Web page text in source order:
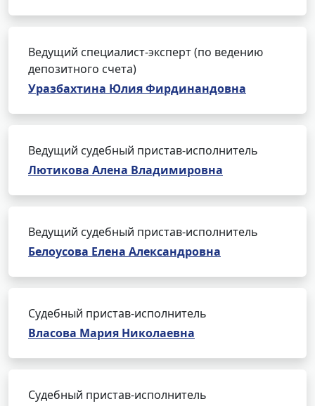
Ведущий специалист-эксперт (по ведению
депозитного счета)
Уразбахтина Юлия Фирдинандовна
Ведущий судебный пристав-исполнитель
Лютикова Алена Владимировна
Ведущий судебный пристав-исполнитель
Белоусова Елена Александровна
Судебный пристав-исполнитель
Власова Мария Николаевна
Судебный пристав-исполнитель